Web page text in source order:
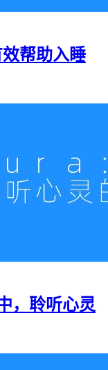
帮助入睡
，聆听心灵